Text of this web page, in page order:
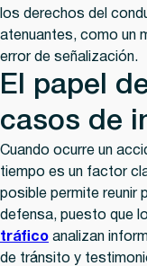
los derechos del
atenuantes, como un
error de señalización.
El papel
casos de
Cuando ocurre un
tiempo es un factor
posible permite reunir
defensa, puesto que
tráfico analizan
de tránsito y